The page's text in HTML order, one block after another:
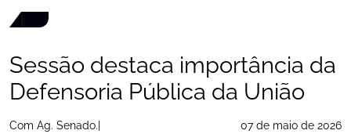
Sessão destaca importância da
Defensoria Pública da União
Com Ag. Senado.|
07 de maio de 2026